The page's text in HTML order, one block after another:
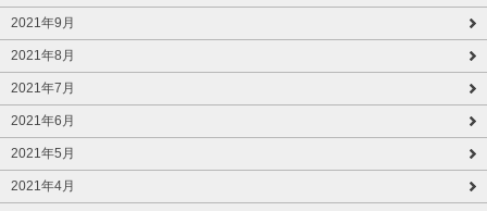
2021年9月
2021年8月
2021年7月
2021年6月
2021年5月
2021年4月